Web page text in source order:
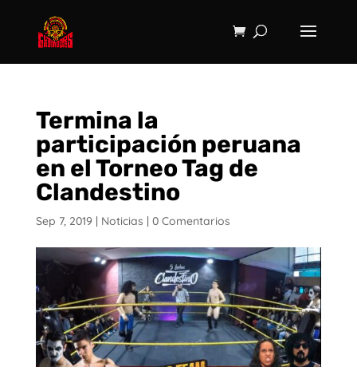
Termina la
participación peruana
en el Torneo Tag de
Clandestino
Sep 7, 2019 | Noticias | 0 Comentarios